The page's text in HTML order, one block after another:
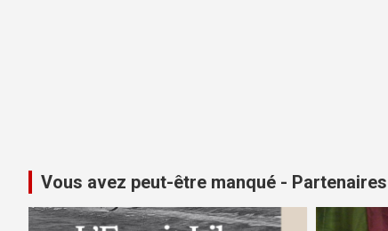
Vous avez peut-être manqué - Partenaires